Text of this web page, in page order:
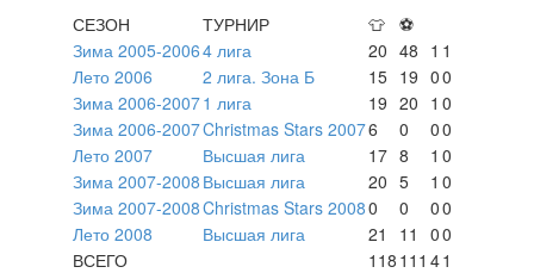
СЕЗОН
ТУРНИР 👕 ⚽
Зима 2005-20064 лига 20 48 1 1
Лето 2006
2 лига. Зона Б 15 19 00
Зима 2006-20071 лига 19 20 1 0
Зима 2006-2007Christmas Stars 20076 0 00
Лето 2007
Высшая лига 17 8 1 0
Зима 2007-2008 Высшая лига 20 5 1 0
Зима 2007-2008Christmas Stars 20080 0 00
Лето 2008
Высшая лига 21 11 00
ВСЕГО
118 111 41